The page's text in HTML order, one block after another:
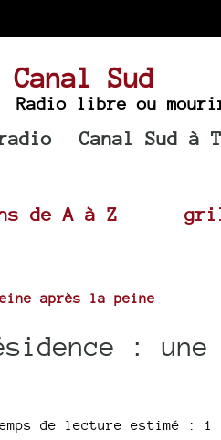
Canal Sud
Radio libre ou
Canal Sud à
de A à Z
après la peine
: une
de lecture estimé : 1